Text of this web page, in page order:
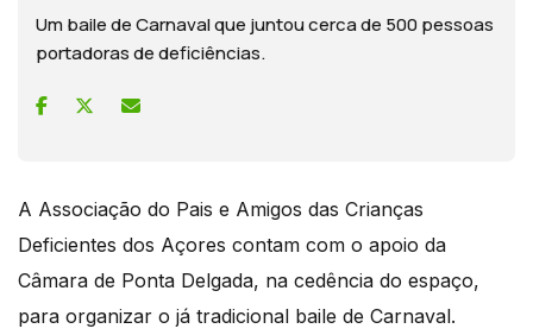
Um baile de Carnaval que juntou cerca de 500 pessoas
portadoras de deficiências.
A Associação do Pais e Amigos das Crianças
Deficientes dos Açores contam com o apoio da
Câmara de Ponta Delgada, na cedência do espaço,
para organizar o já tradicional baile de Carnaval.